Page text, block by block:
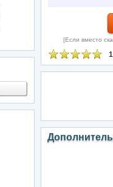
[Если вместо